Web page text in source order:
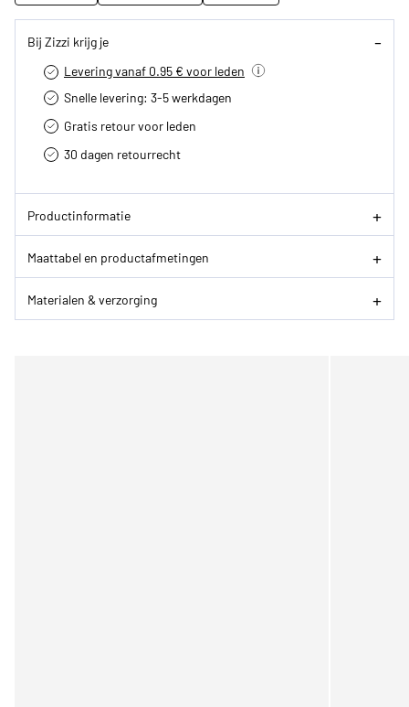
Bij Zizzi krijg je
Levering vanaf 0.95 € voor leden
Snelle levering: 3-5 werkdagen
Gratis retour voor leden
30 dagen retourrecht­
Productinformatie
Maattabel en productafmetingen
Materialen & verzorging